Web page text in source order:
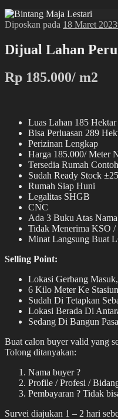
Diposkan pada 18 Maret 2023
Dijual Lahan
Rp 185.000/ m2
Luas Lahan 185 Hektar
Bisa Perluasan 289
Perizinan Lengkap
Harga 185.000/ Meter
Tersedia Rumah Contoh
Sudah Ready Stock
Rumah Siap Huni
Legalitas SHGB
CNC
Ada 3 Buku Atas
Tidak Menerima KSO /
Minat Langsung Buat
Selling Point:
Lokasi Gerbang
6 Kilo Meter Ke
Sudah Di Tetapkan
Lokasi Berada Di
Sedang Di Bangun
Buat calon buyer valid yang
Tolong ditanyakan:
Nama buyer ?
Profile / Profesi /
Pembayaran ? Tidak
Survei diajukan 1 – 2 hari